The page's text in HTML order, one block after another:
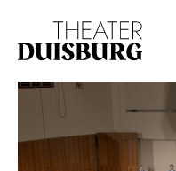
Zur Hauptnavigation springen
Zum Footer springen